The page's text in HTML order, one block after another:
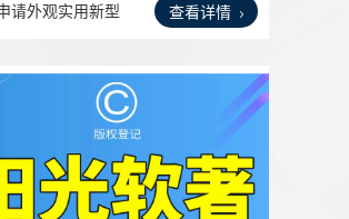
查看详情
请外观实用新型